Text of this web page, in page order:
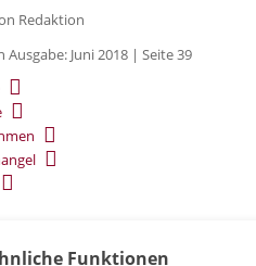
Redaktion
Ausgabe: Juni 2018 | Seite 39
Funktionen